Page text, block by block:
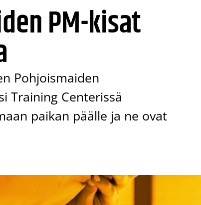
PM-kisat
Pohjoismaiden
Training Centerissä
paikan päälle ja ne ovat